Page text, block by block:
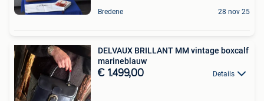
Bredene 28 nov 25
DELVAUX BRILLANT MM vintage boxcalf
marineblauw
€ 1.499,00 Details